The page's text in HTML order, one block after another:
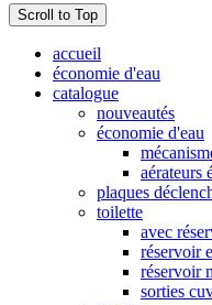
Scroll to Top
accueil
économie d'eau
catalogue
nouveautés
économie d'eau
aérateurs
plaques
toilette
avec
réservoir
réservoir
sorties